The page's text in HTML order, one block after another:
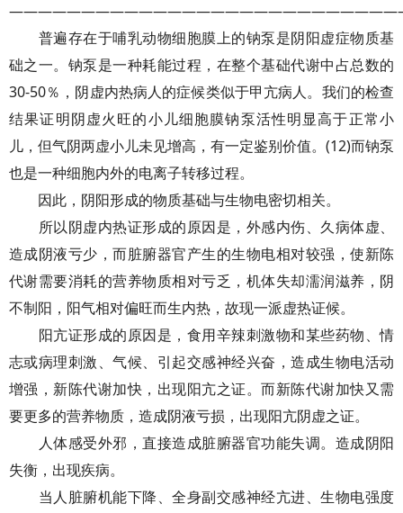
普遍存在于哺乳动物细胞膜上的钠泵是阴阳虚症物质基
础之一。钠泵是一种耗能过程，在整个基础代谢中占总数的
30-50％，阴虚内热病人的症候类似于甲亢病人。我们的检查
结果证明阴虚火旺的小儿细胞膜钠泵活性明显高于正常小
儿，但气阴两虚小儿未见增高，有一定鉴别价值。(12)而钠泵
也是一种细胞内外的电离子转移过程。
因此，阴阳形成的物质基础与生物电密切相关。
所以阴虚内热证形成的原因是，外感内伤、久病体虚、
造成阴液亏少，而脏腑器官产生的生物电相对较强，使新陈
代谢需要消耗的营养物质相对亏乏，机体失却濡润滋养，阴
不制阳，阳气相对偏旺而生内热，故现一派虚热证候。
阳亢证形成的原因是，食用辛辣刺激物和某些药物、情
志或病理刺激、气候、引起交感神经兴奋，造成生物电活动
增强，新陈代谢加快，出现阳亢之证。而新陈代谢加快又需
要更多的营养物质，造成阴液亏损，出现阳亢阴虚之证。
人体感受外邪，直接造成脏腑器官功能失调。造成阴阳
失衡，出现疾病。
当人脏腑机能下降、全身副交感神经亢进、生物电强度